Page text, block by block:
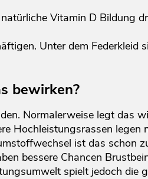
Vitamin D Bildung
Unter dem Federkleid
bewirken?
Normalerweise legt das
Hochleistungsrassen legen
ist das schon
bessere Chancen
spielt jedoch die